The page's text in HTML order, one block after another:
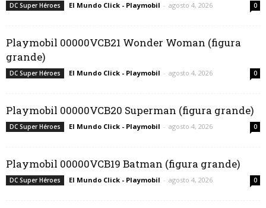
DC Super Héroes El Mundo Click - Playmobil - agosto 4, 2026 0
Playmobil 00000VCB21 Wonder Woman (figura
grande)
DC Super Héroes El Mundo Click - Playmobil - agosto 4, 2026 0
Playmobil 00000VCB20 Superman (figura grande)
DC Super Héroes El Mundo Click - Playmobil - agosto 4, 2026 0
Playmobil 00000VCB19 Batman (figura grande)
DC Super Héroes El Mundo Click - Playmobil - agosto 4, 2026 0